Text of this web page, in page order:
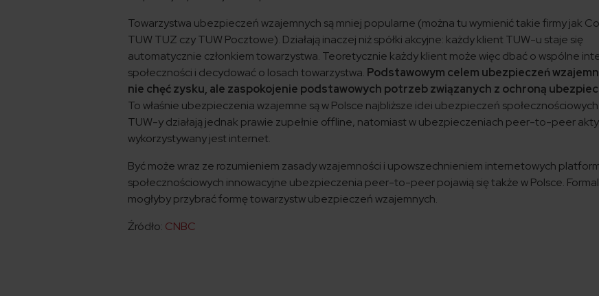
Towarzystwa ubezpieczeń wzajemnych są mniej popularne (można tu wymienić takie firmy jak
TUW TUZ czy TUW Pocztowe). Działają inaczej niż spółki akcyjne: każdy klient TUW-u staje się
automatycznie członkiem towarzystwa. Teoretycznie każdy klient może więc dbać o wspólne
społeczności i decydować o losach towarzystwa. Podstawowym celem ubezpieczeń
nie chęć zysku, ale zaspokojenie podstawowych potrzeb związanych z ochroną
To właśnie ubezpieczenia wzajemne są w Polsce najbliższe idei ubezpieczeń
TUW-y działają jednak prawie zupełnie offline, natomiast w ubezpieczeniach peer-to-peer
wykorzystywany jest internet.
Być może wraz ze rozumieniem zasady wzajemności i upowszechnieniem internetowych
społecznościowych innowacyjne ubezpieczenia peer-to-peer pojawią się także w Polsce.
mogłyby przybrać formę towarzystw ubezpieczeń wzajemnych.
Źródło: CNBC